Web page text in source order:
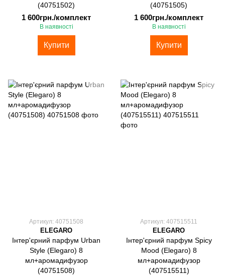
(40751502)
1 600грн./комплект
В наявності
Купити
(40751505)
1 600грн./комплект
В наявності
Купити
Артикул: 40751508
ELEGARO
Інтер'єрний парфум Urban
Style (Elegaro) 8
мл+аромадифузор
(40751508)
Артикул: 407515511
ELEGARO
Інтер'єрний парфум Spicy
Mood (Elegaro) 8
мл+аромадифузор
(407515511)